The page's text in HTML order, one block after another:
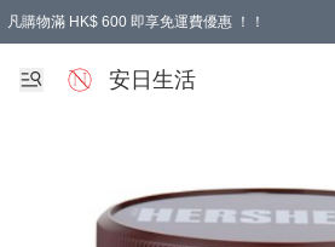
凡購物滿 HK$ 600 即享免運費優惠 ！！
安日生活